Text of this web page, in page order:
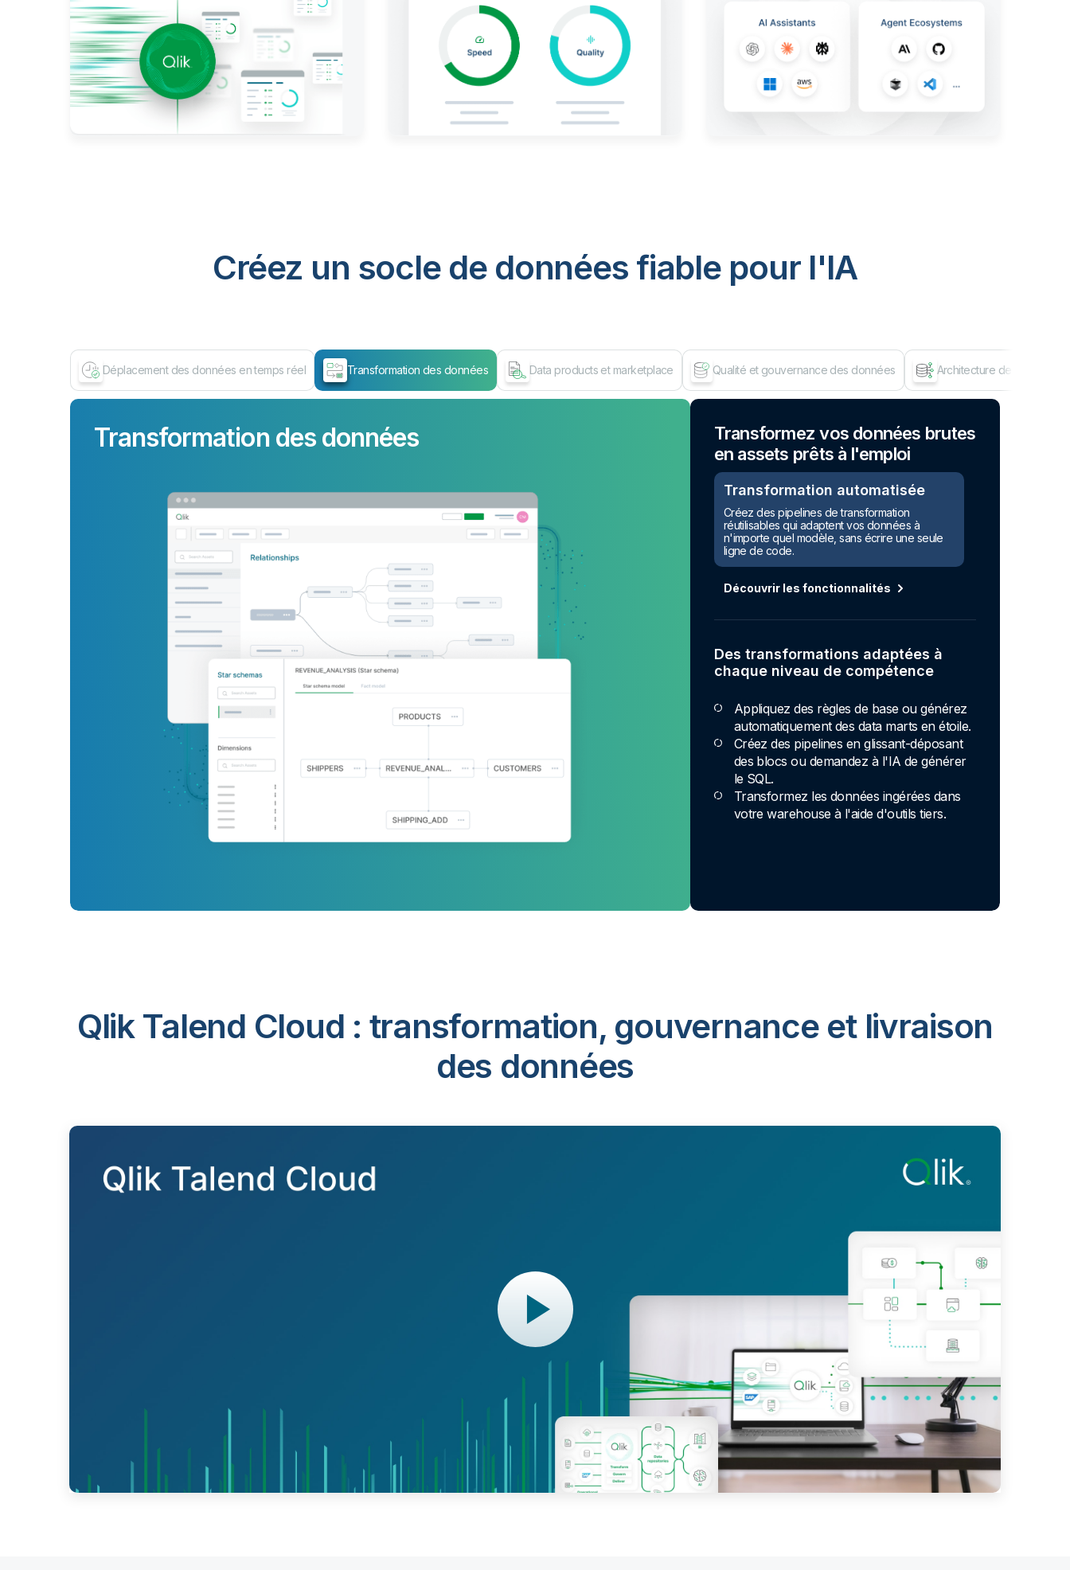
Créez un socle de données fiable pour I'IA
Déplacement des données en temps réel Transformation des données Data products et marketplace Qualité et gouvernance des données Architecture de données
Transformation des données
Transformez vos données brutes
en assets prêts à l'emploi
Transformation automatisée
Créez des pipelines de transformation
réutilisables qui adaptent vos données à
n'importe quel modèle, sans écrire une seule
ligne de code.
Découvrir les fonctionnalités
Des transformations adaptées à
chaque niveau de compétence
Appliquez des règles de base ou générez
automatiquement des data marts en étoile.
Créez des pipelines en glissant-déposant
des blocs ou demandez à l'IA de générer
le SQL.
Transformez les données ingérées dans
votre warehouse à l'aide d'outils tiers.
Qlik Talend Cloud : transformation, gouvernance et livraison
des données